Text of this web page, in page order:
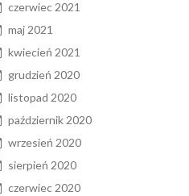
czerwiec 2021
maj 2021
kwiecień 2021
grudzień 2020
listopad 2020
październik 2020
wrzesień 2020
sierpień 2020
czerwiec 2020